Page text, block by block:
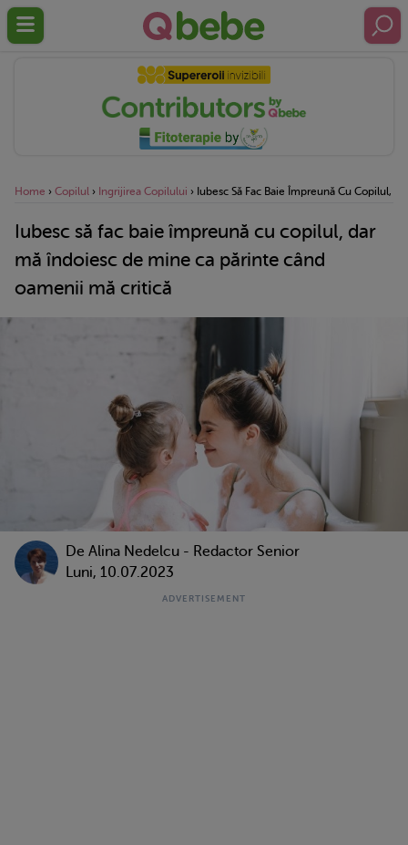
Home › Copilul › Ingrijirea Copilului › Iubesc Să Fac Baie Împreună Cu Copilul,
Iubesc să fac baie împreună cu copilul, dar
mă îndoiesc de mine ca părinte când
oamenii mă critică
De Alina Nedelcu - Redactor Senior
Luni, 10.07.2023